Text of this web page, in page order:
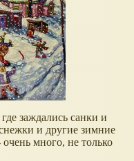
заждались санки и
и другие зимние
много, не только